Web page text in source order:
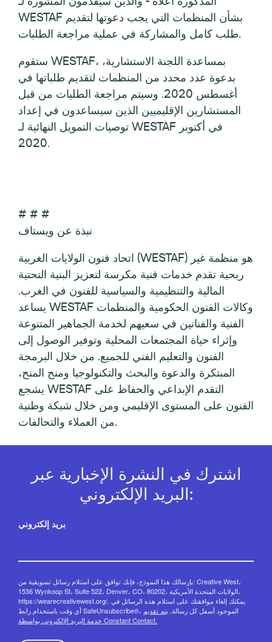
WESTAF بشأن المنظمات التي يجب دعوتها لتقديم
طلب كامل والمشاركة في عملية مراجعة الطلبات.
ستقوم WESTAF، بمساعدة اللجنة الاستشارية،
بدعوة عدد محدد من المنظمات لتقديم طلباتها في
أغسطس 2020. وسيتم مراجعة الطلبات من قبل
المستشارين الإقليميين الذين سيساعدون في إعداد
توصيات التمويل النهائية لـ WESTAF في أكتوبر
2020.
# # #
نبذة عن ويستاف
اتحاد فنون الولايات الغربية (WESTAF) هو منظمة غير
ربحية تقدم خدمات فنية مكرسة لتعزيز البنية التحتية
المالية والتنظيمية والسياسية للفنون في الغرب.
يساعد WESTAF وكالات الفنون الحكومية والمنظمات
الفنية والفنانين في سعيهم لخدمة الجماهير المتنوعة
وإثراء حياة المجتمعات المحلية وتوفير الوصول إلى
الفنون والتعليم الفني للجميع. من خلال البرمجة
المبتكرة والدعوة والبحث والتكنولوجيا ومنح المنح،
يشجع WESTAF التقدم الإبداعي والحفاظ على
الفنون على المستوى الإقليمي ومن خلال شبكة وطنية
من العملاء والتحالفات.
اشترك في النشرة الإخبارية عبر
البريد الإلكتروني:
بريد إلكتروني
بإرسالك هذا النموذج، فإنك توافق على استلام رسائل تسويقية من: Creative West،
1536 Wynkoop St، Suite 522، Denver، CO، 80202، الولايات المتحدة الأمريكية،
https://wearecreativewest.org/. يمكنك إلغاء موافقتك على استلام هذه الرسائل في
أي وقت باستخدام رابط SafeUnsubscribe®، الموجود أسفل كل رسالة. يتم تقديم
خدمة البريد الإلكتروني بواسطة Constant Contact.